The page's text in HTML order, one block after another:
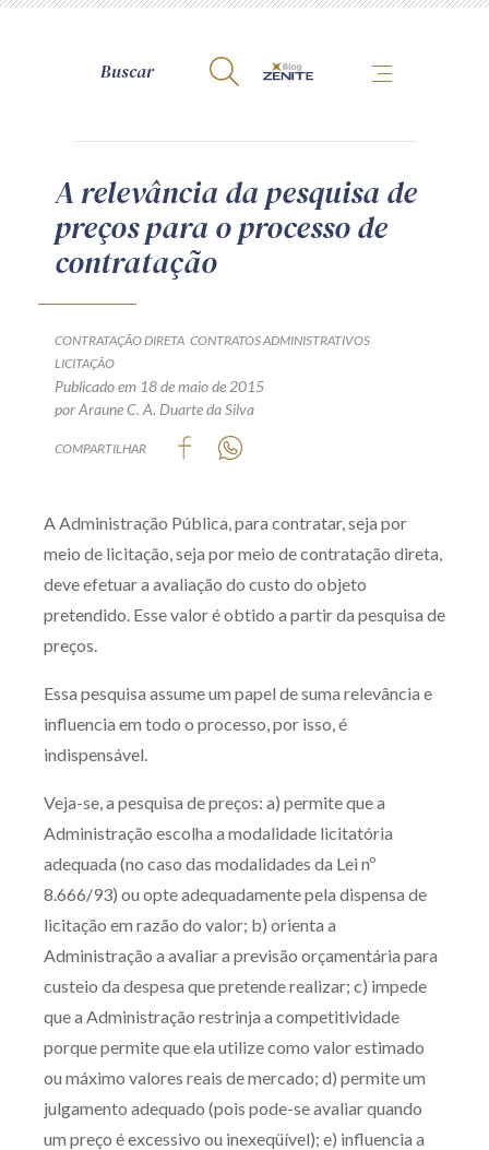
A Zênite
Como publicar conosco
Site da Zênite
Termos de uso
Guia de Direitos dos Titulares de Dados
Encarregado (contato)
Produtos e serviços
Zênite Play
Zênite Online
Eventos presenciais
Diferenciais
Av. Sete de Setembro, 4698
Curitiba CEP
A relevância da pesquisa de
preços para o processo de
contratação
CONTRATAÇÃO DIRETA CONTRATOS ADMINISTRATIVOS
LICITAÇÃO
Publicado em 18 de maio de 2015
por Araune C. A. Duarte da Silva
COMPARTILHAR
A Administração Pública, para contratar, seja por
meio de licitação, seja por meio de contratação direta,
deve efetuar a avaliação do custo do objeto
pretendido. Esse valor é obtido a partir da pesquisa de
preços.
Essa pesquisa assume um papel de suma relevância e
influencia em todo o processo, por isso, é
indispensável.
Veja-se, a pesquisa de preços: a) permite que a
Administração escolha a modalidade licitatória
adequada (no caso das modalidades da Lei nº
8.666/93) ou opte adequadamente pela dispensa de
licitação em razão do valor; b) orienta a
Administração a avaliar a previsão orçamentária para
custeio da despesa que pretende realizar; c) impede
que a Administração restrinja a competitividade
porque permite que ela utilize como valor estimado
ou máximo valores reais de mercado; d) permite um
julgamento adequado (pois pode-se avaliar quando
um preço é excessivo ou inexeqüível); e) influencia a